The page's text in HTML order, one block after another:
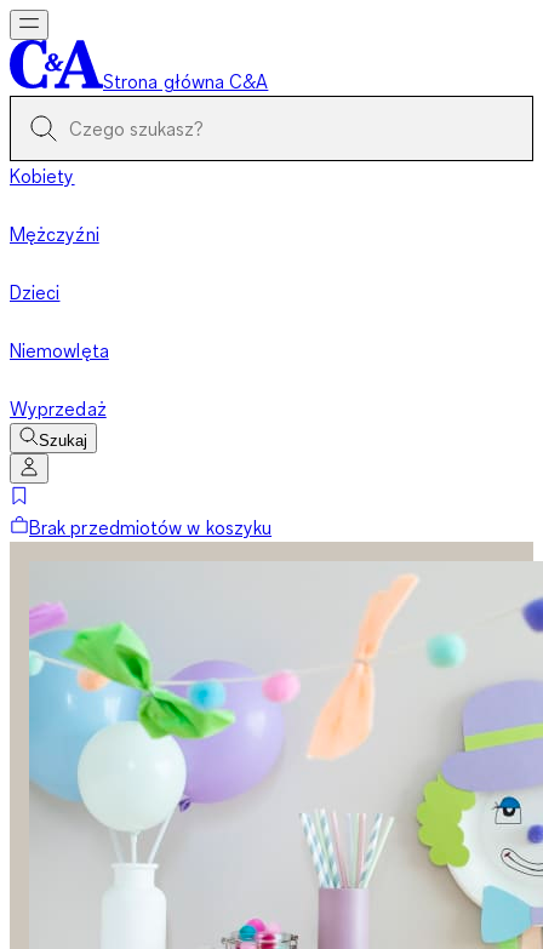
Strona główna C&A
Kobiety
Mężczyźni
Dzieci
Niemowlęta
Wyprzedaż
Szukaj
Brak przedmiotów w koszyku